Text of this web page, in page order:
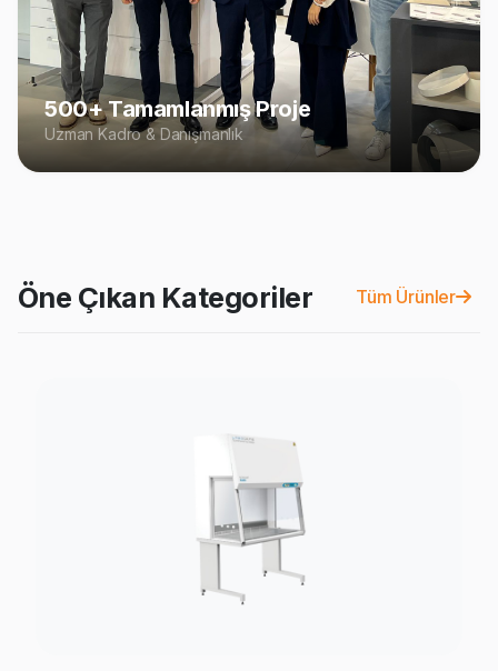
500+ Tamamlanmış Proje
Uzman Kadro & Danışmanlık
Öne Çıkan Kategoriler Tüm Ürünler